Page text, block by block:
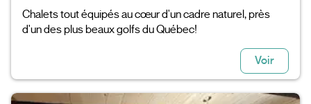
Chalets tout équipés au cœur d'un cadre naturel, près
d'un des plus beaux golfs du Québec!
Voir